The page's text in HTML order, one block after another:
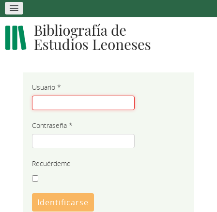
Usuario*
Contraseña*
Recuérdeme
Identificarse